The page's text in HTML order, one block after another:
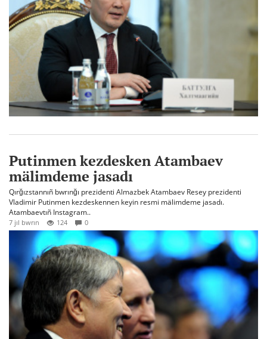
Putinmen kezdesken Atambaev
mälimdeme jasadı
Qırğızstannıñ bwrınğı prezidenti Almazbek Atambaev Resey prezidenti
Vladimir Putinmen kezdeskennen keyin resmi mälimdeme jasadı.
Atambaevtıñ Instagram..
7 jıl bwrın 124 0